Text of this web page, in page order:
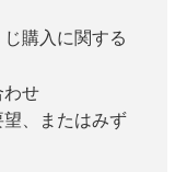
購入に関する
わせ
、またはみず